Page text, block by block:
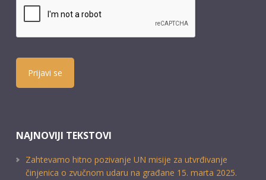
Prijavi se
NAJNOVIJI TEKSTOVI
Zahtevamo hitno pozivanje UN misije za utvrđivanje
činjenica o zvučnom udaru na građane 15. marta 2025.